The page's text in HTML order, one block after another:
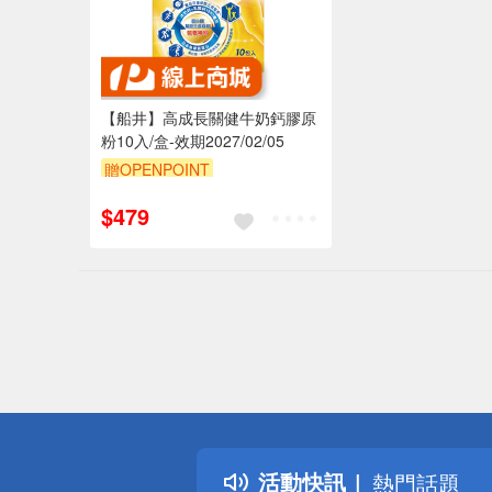
【船井】高成長關健牛奶鈣膠原
粉10入/盒-效期2027/02/05
贈OPENPOINT
$479
活動快訊
詐騙網頁！
得獎公告
熱門話題